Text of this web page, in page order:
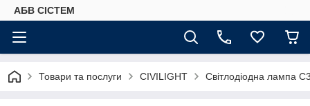
АБВ СІСТЕМ
Товари та послуги CIVILIGHT Світлодіодна лампа